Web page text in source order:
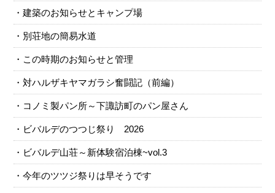
建築のお知らせとキャンプ場
別荘地の簡易水道
この時期のお知らせと管理
対ハルザキヤマガラシ奮闘記（前編）
コノミ製パン所～下諏訪町のパン屋さん
ビバルデのつつじ祭り 2026
ビバルデ山荘～新体験宿泊棟~vol.3
今年のツツジ祭りは早そうです